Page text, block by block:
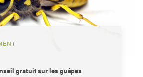
gratuit sur les guêpes